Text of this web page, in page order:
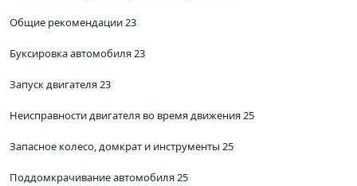
Общие рекомендации 23
Буксировка автомобиля 23
Запуск двигателя 23
Неисправности двигателя во время движения 25
Запасное колесо, домкрат и инструменты 25
Поддомкрачивание автомобиля 25